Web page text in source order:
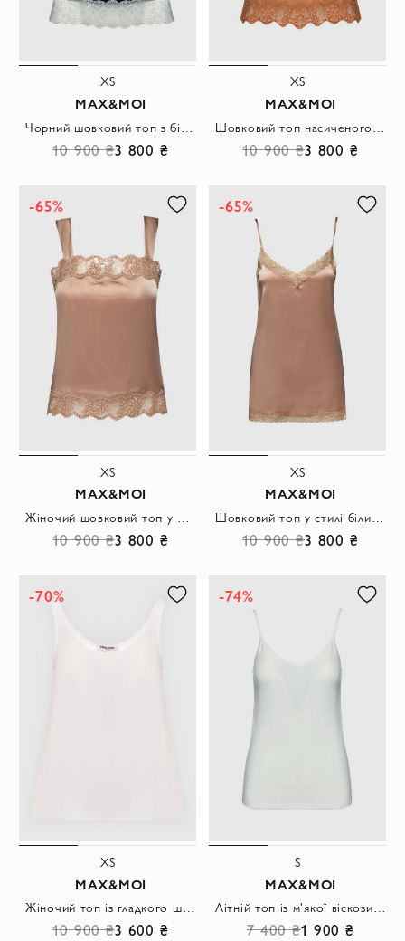
XS
MAX&MOI
10 900 ₴3 800 ₴
XS
MAX&MOI
10 900 ₴3 800 ₴
-65%
XS
MAX&MOI
Жіночий шовковий топ у пастельному тоні з ажурним візерунком.
10 900 ₴3 800 ₴
-65%
XS
MAX&MOI
Шовковий топ у стилі білизни з вишуканим мереживом пудрового відтінку
10 900 ₴3 800 ₴
-70%
XS
MAX&MOI
Жіночий топ із гладкого шовку кремового кольору
10 900 ₴3 600 ₴
-74%
S
MAX&MOI
Літній топ із м'якої віскози білий
7 400 ₴1 900 ₴